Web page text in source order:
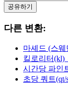
공유하기
다른 변환:
마셰드 (스
킬로리터(kl)
시간당 파인
초당 쿼트